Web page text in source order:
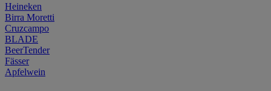
Heineken
Birra Moretti
Cruzcampo
BLADE
BeerTender
Fässer
Apfelwein